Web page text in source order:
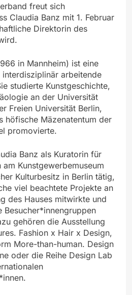
freut sich
Claudia Banz mit 1. Februar
Direktorin des
in Mannheim) ist eine
arbeitende
studierte Kunstgeschichte,
an der Universität
Freien Universität Berlin,
höfische Mäzenatentum der
promovierte.
Banz als Kuratorin für
Kunstgewerbemuseum
Kulturbesitz in Berlin tätig,
viel beachtete Projekte an
des Hauses mitwirkte und
Besucher*innengruppen
gehören die Ausstellung
Fashion x Hair x Design,
More-than-human. Design
oder die Reihe Design Lab